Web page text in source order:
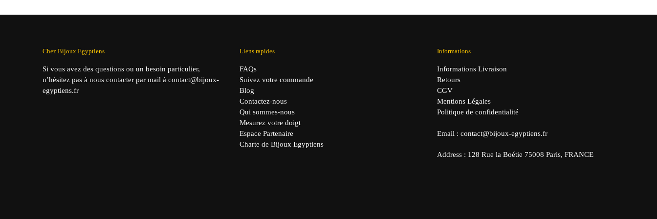
Chez Bijoux Egyptiens
Si vous avez des questions ou un besoin particulier,
n’hésitez pas à nous contacter par mail à contact@bijoux-
egyptiens.fr
Liens rapides
FAQs
Suivez votre commande
Blog
Contactez-nous
Qui sommes-nous
Mesurez votre doigt
Espace Partenaire
Charte de Bijoux Egyptiens
Informations
Informations Livraison
Retours
CGV
Mentions Légales
Politique de confidentialité
Email : contact@bijoux-egyptiens.fr
Address : 128 Rue la Boétie 75008 Paris, FRANCE